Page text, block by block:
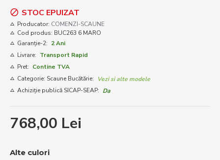
768,00 Lei
STOC EPUIZAT
Producator: COMENZI-SCAUNE
Cod produs: BUC263 6 MARO
Garanție-2: 2 Ani
Livrare: Transport Rapid
Pret: Contine TVA
Categorie: Scaune Bucătărie:
Vezi si alte modele
Achiziție publică SICAP-SEAP: Da
Alte culori